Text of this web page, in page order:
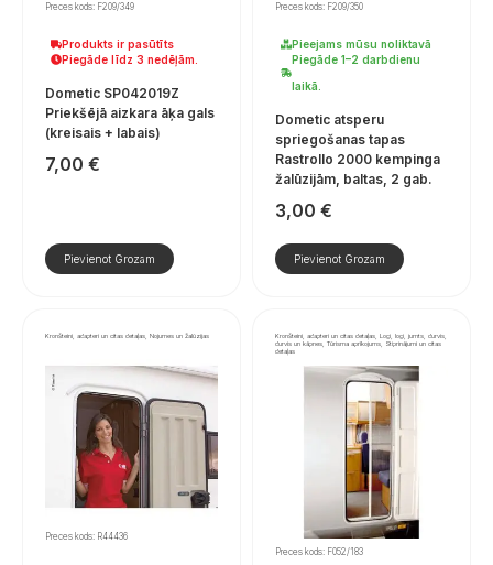
Preces kods: F209/349
Produkts ir pasūtīts
Piegāde līdz 3 nedēļām.
Dometic SP042019Z
Priekšējā aizkara āķa gals
(kreisais + labais)
7,00 €
Pievienot Grozam
Preces kods: F209/350
Pieejams mūsu noliktavā
Piegāde 1–2 darbdienu
laikā.
Dometic atsperu
spriegošanas tapas
Rastrollo 2000 kempinga
žalūzijām, baltas, 2 gab.
3,00 €
Pievienot Grozam
Kronšteini, adapteri un citas detaļas, Nojumes un žalūzijas
Preces kods: R44436
Kronšteini, adapteri un citas detaļas, Logi, logi, jumts, durvis,
durvis un kāpnes, Tūrisma aprīkojums, Stiprinājumi un citas
detaļas
Preces kods: F052/183